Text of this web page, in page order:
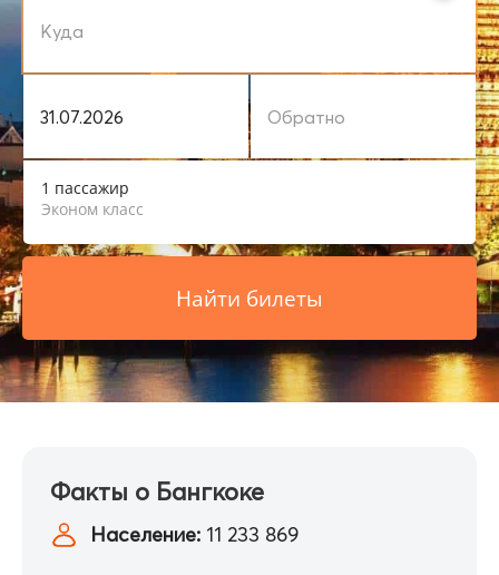
1 пассажир
Эконом класс
Найти билеты
Факты о Бангкоке
Население: 11 233 869